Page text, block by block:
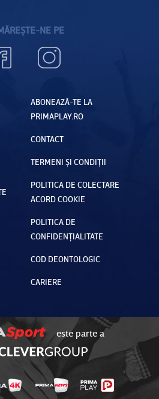
NE PE
ABONEAZĂ-TE LA
PRIMAPLAY.RO
CONTACT
TERMENI ȘI CONDIȚII
POLITICA DE COLECTARE
ACORD COOKIE
POLITICA DE
CONFIDENȚIALITATE
COD DEONTOLOGIC
CARIERE
este parte a